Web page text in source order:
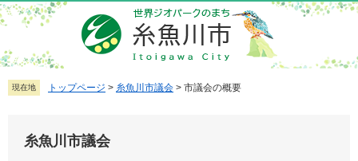
ペ
ー
ジ
の
先
メ
ニ
ュ
ー
を現在地 トップページ > 糸魚川市議会 > 市議会の概要
糸魚川市議会